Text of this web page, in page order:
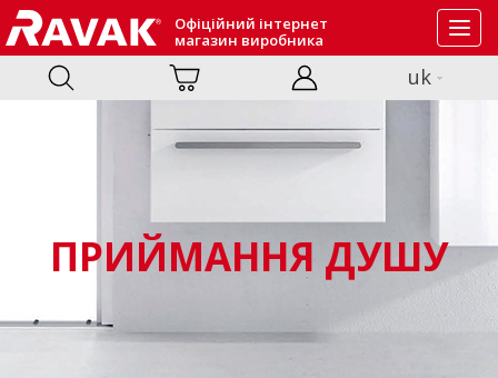
Офіційний інтернет
магазин виробника
uk
ПРИЙМАННЯ ДУШУ